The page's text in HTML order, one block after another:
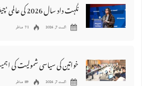
اگست 7, 2026 71 مناظر
اگست 7, 2026 89 مناظر